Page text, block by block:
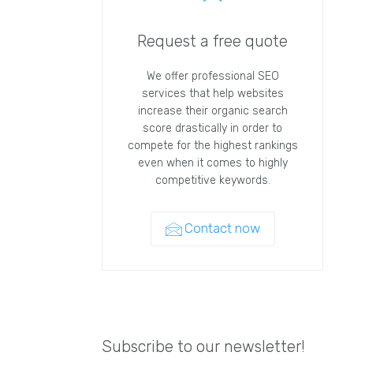
Request a free quote
We offer professional SEO
services that help websites
increase their organic search
score drastically in order to
compete for the highest rankings
even when it comes to highly
competitive keywords.
Contact now
Subscribe to our newsletter!